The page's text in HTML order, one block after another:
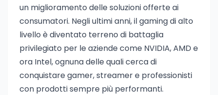
un miglioramento delle soluzioni offerte ai
consumatori. Negli ultimi anni, il gaming di alto
livello è diventato terreno di battaglia
privilegiato per le aziende come NVIDIA, AMD e
ora Intel, ognuna delle quali cerca di
conquistare gamer, streamer e professionisti
con prodotti sempre più performanti.